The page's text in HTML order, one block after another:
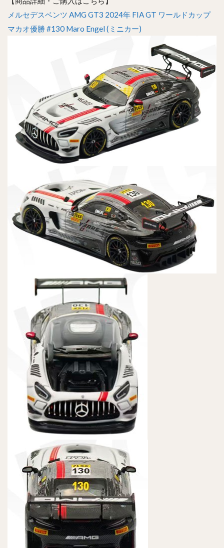
メルセデスベンツ AMG GT3 2024年 FIA GT ワールドカップ
マカオ優勝 #130 Maro Engel (ミニカー)